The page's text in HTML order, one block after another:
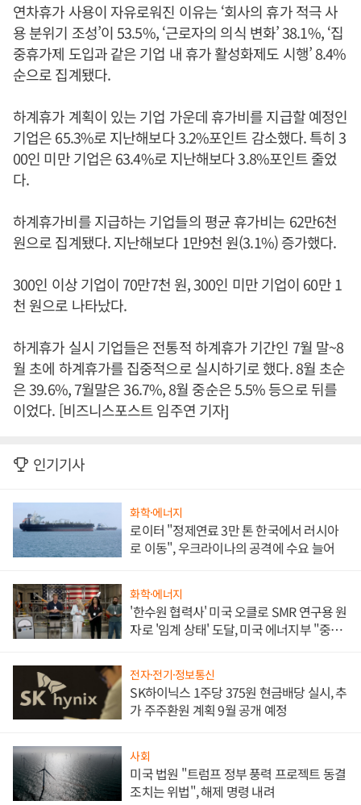
연차휴가 사용이 자유로워진 이유는 ‘회사의 휴가 적극 사
용 분위기 조성’이 53.5%, ‘근로자의 의식 변화’ 38.1%, ‘집
중휴가제 도입과 같은 기업 내 휴가 활성화제도 시행’ 8.4%
순으로 집계됐다.
하계휴가 계획이 있는 기업 가운데 휴가비를 지급할 예정인
기업은 65.3%로 지난해보다 3.2%포인트 감소했다. 특히 3
00인 미만 기업은 63.4%로 지난해보다 3.8%포인트 줄었
다.
하계휴가비를 지급하는 기업들의 평균 휴가비는 62만6천
원으로 집계됐다. 지난해보다 1만9천 원(3.1%) 증가했다.
300인 이상 기업이 70만7천 원, 300인 미만 기업이 60만 1
천 원으로 나타났다.
하게휴가 실시 기업들은 전통적 하계휴가 기간인 7월 말~8
월 초에 하계휴가를 집중적으로 실시하기로 했다. 8월 초순
은 39.6%, 7월말은 36.7%, 8월 중순은 5.5% 등으로 뒤를
이었다. [비즈니스포스트 임주연 기자]
인기기사
화학·에너지
로이터 "정제연료 3만 톤 한국에서 러시아
로 이동", 우크라이나의 공격에 수요 늘어
화학·에너지
'한수원 협력사' 미국 오클로 SMR 연구용 원
자로 '임계 상태' 도달, 미국 에너지부 "중요
전자·전기·정보통신
SK하이닉스 1주당 375원 현금배당 실시, 추
가 주주환원 계획 9월 공개 예정
사회
미국 법원 "트럼프 정부 풍력 프로젝트 동결
조치는 위법", 해제 명령 내려